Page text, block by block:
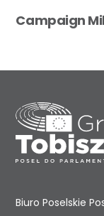
Campaign
Biuro Poselskie